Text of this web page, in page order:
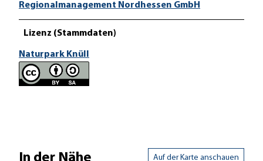
Regionalmanagement Nordhessen GmbH
Lizenz (Stammdaten)
Naturpark Knüll
In der Nähe Auf der Karte anschauen